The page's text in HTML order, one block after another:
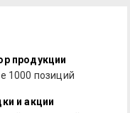
продукции
1000 позиций
и акции